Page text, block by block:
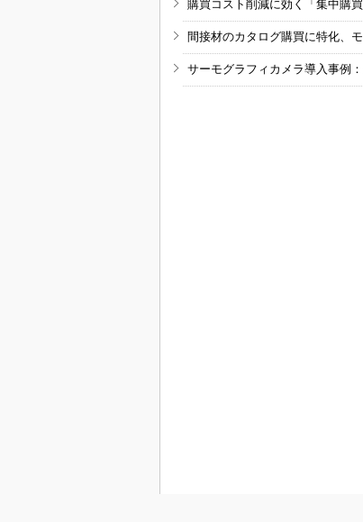
購買コスト削減に効く「集中購
間接材のカタログ購買に特化、
サーモグラフィカメラ導入事例